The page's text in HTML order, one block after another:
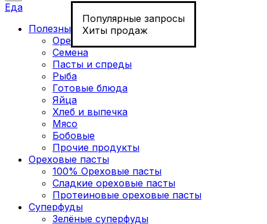
Популярные запросы
Хиты продаж
Еда
Полезные продукты
Орехи
Семена
Пасты и спреды
Рыба
Готовые блюда
Яйца
Хлеб и выпечка
Мясо
Бобовые
Прочие продукты
Ореховые пасты
100% Ореховые пасты
Сладкие ореховые пасты
Протеиновые ореховые пасты
Суперфуды
Зелёные суперфуды